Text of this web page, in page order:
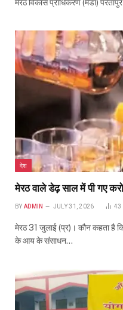
मेरठ विकास प्राधिकरण (मेडा)
देश
मेरठ वाले डेढ़ साल में पी गए
BY ADMIN JULY 31, 2026 43
मेरठ 31 जुलाई (प्र)। कौन कहता है
के आय के संसाधन…